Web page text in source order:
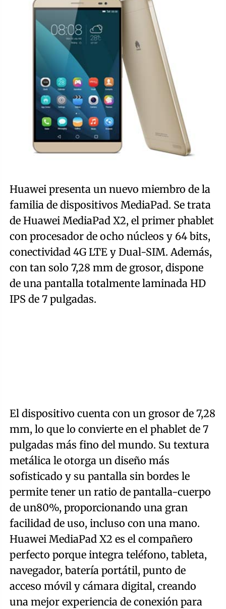
Huawei presenta un nuevo miembro de la
familia de dispositivos MediaPad. Se trata
de Huawei MediaPad X2, el primer phablet
con procesador de ocho núcleos y 64 bits,
conectividad 4G LTE y Dual-SIM. Además,
con tan solo 7,28 mm de grosor, dispone
de una pantalla totalmente laminada HD
IPS de 7 pulgadas.
El dispositivo cuenta con un grosor de 7,28
mm, lo que lo convierte en el phablet de 7
pulgadas más fino del mundo. Su textura
metálica le otorga un diseño más
sofisticado y su pantalla sin bordes le
permite tener un ratio de pantalla-cuerpo
de un80%, proporcionando una gran
facilidad de uso, incluso con una mano.
Huawei MediaPad X2 es el compañero
perfecto porque integra teléfono, tableta,
navegador, batería portátil, punto de
acceso móvil y cámara digital, creando
una mejor experiencia de conexión para